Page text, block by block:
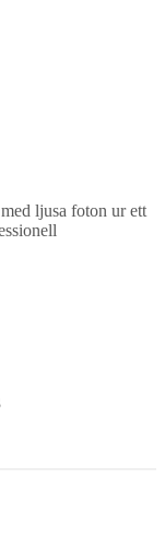
ljusa foton ur ett